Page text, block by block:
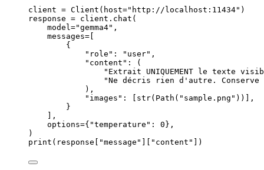
client = Client ( host=" http://localhost:11434" )
response = client. chat (
model ="gemma4" ,
messages=
{
" role " : " user" ,
" content " : (
" Extrait UNIQUEMENT le texte
"Ne décris rien d'autre.
),
" images " : str( Path ( " sample.png " ))
,
}
],
options={ "temperature " : 0 } ,
)
print ( response "message " " content " )